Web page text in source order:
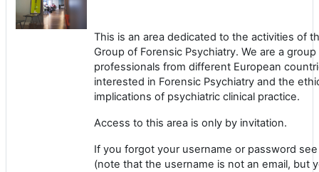
This is an area dedicated to the activities of
Group of Forensic Psychiatry. We are a group
professionals from different European
interested in Forensic Psychiatry and the
implications of psychiatric clinical practice.
Access to this area is only by invitation.
If you forgot your username or password
(note that the username is not an email, but